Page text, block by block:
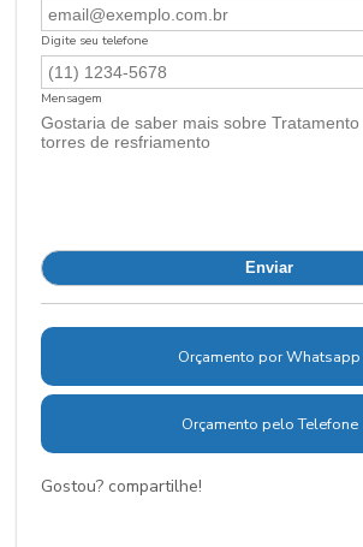
Digite seu telefone
Mensagem
Orçamento por Whatsapp
Orçamento pelo Telefone
Gostou? compartilhe!